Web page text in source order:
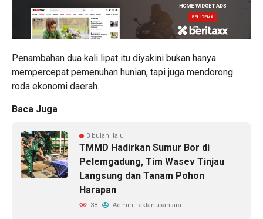
Penambahan dua kali lipat itu diyakini bukan hanya
mempercepat pemenuhan hunian, tapi juga mendorong
roda ekonomi daerah.
Baca Juga
3 bulan lalu
TMMD Hadirkan Sumur Bor di
Pelemgadung, Tim Wasev Tinjau
Langsung dan Tanam Pohon
Harapan
38 Admin Faktanusantara